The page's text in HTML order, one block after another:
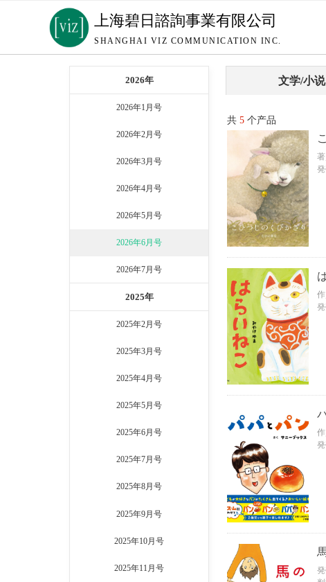
上海碧日諮詢事業有限公司
SHANGHAI VIZ COMMUNICATION INC.
共 5 个产品
2026年
2026年1月号
2026年2月号
2026年3月号
2026年4月号
2026年5月号
2026年6月号
2026年7月号
2025年
2025年2月号
2025年3月号
2025年4月号
2025年5月号
2025年6月号
2025年7月号
2025年8月号
2025年9月号
2025年10月号
2025年11月号
文学/小说